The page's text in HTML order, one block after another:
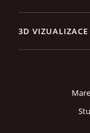
3D VIZUALIZACE